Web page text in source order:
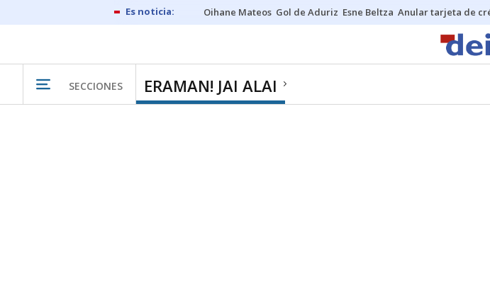
Oihane Mateos Gol de Aduriz Esne Beltza Anular tarjeta de
SECCIONES ERAMAN! JAI ALAI